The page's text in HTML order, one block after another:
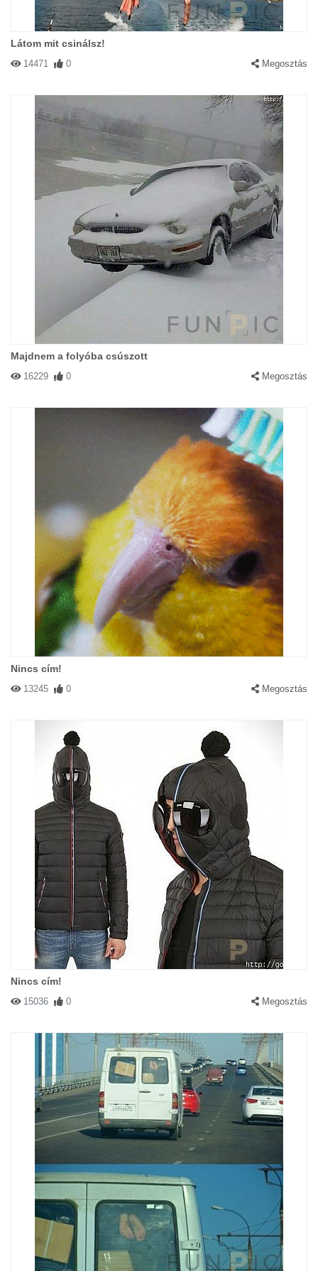
Látom mit csinálsz!
14471 0 Megosztás
Majdnem a folyóba csúszott
16229 0 Megosztás
Nincs cím!
13245 0 Megosztás
Nincs cím!
15036 0 Megosztás